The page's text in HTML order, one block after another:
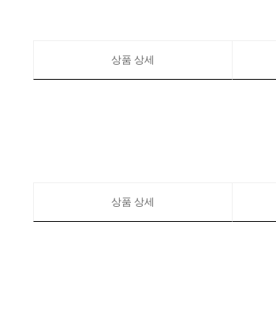
상품 상세
상품 상세